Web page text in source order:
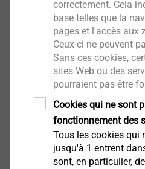
correctement. Cela
base telles que la
pages et l'accès aux
Ceux-ci ne peuvent
Sans ces cookies,
sites Web ou des
pourraient pas être
Cookies qui ne sont
fonctionnement des
Tous les cookies qui
jusqu'à 1 entrent
sont, en particulier,